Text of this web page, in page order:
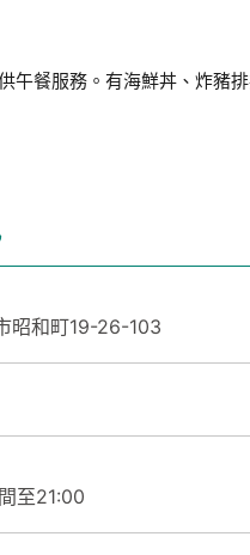
午餐服務。有海鮮丼、炸豬
和町19-26-103
至21:00